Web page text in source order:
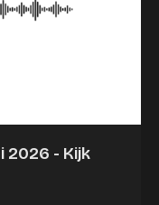
2026 - Kijk